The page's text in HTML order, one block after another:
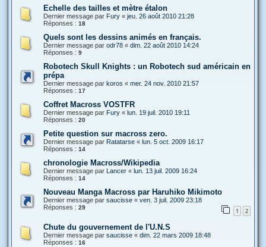
Echelle des tailles et mètre étalon
Dernier message par Fury « jeu. 26 août 2010 21:28
Réponses : 18
Quels sont les dessins animés en français.
Dernier message par odr78 « dim. 22 août 2010 14:24
Réponses : 9
Robotech Skull Knights : un Robotech sud américain en
prépa
Dernier message par koros « mer. 24 nov. 2010 21:57
Réponses : 17
Coffret Macross VOSTFR
Dernier message par Fury « lun. 19 juil. 2010 19:11
Réponses : 20
Petite question sur macross zero.
Dernier message par Ratatarse « lun. 5 oct. 2009 16:17
Réponses : 14
chronologie Macross/Wikipedia
Dernier message par Lancer « lun. 13 juil. 2009 16:24
Réponses : 14
Nouveau Manga Macross par Haruhiko Mikimoto
Dernier message par saucisse « ven. 3 juil. 2009 23:18
Réponses : 29 1 2
Chute du gouvernement de l'U.N.S
Dernier message par saucisse « dim. 22 mars 2009 18:48
Réponses : 16